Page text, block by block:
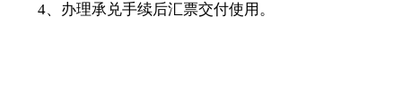
4、办理承兑手续后汇票交付使用。